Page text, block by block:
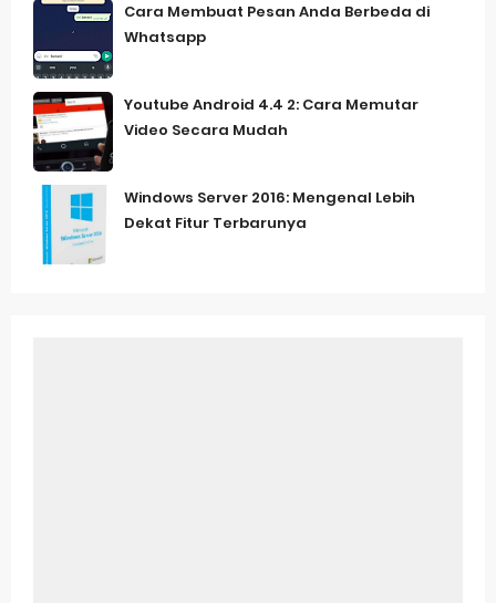
Cara Membuat Pesan Anda Berbeda di
Whatsapp
Youtube Android 4.4 2: Cara Memutar
Video Secara Mudah
Windows Server 2016: Mengenal Lebih
Dekat Fitur Terbarunya